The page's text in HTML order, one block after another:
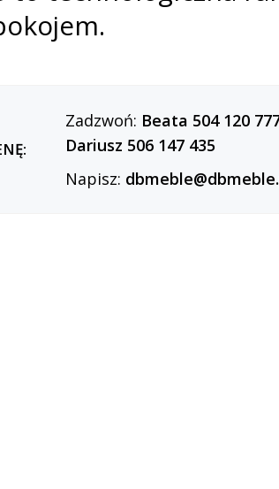
Zadzwoń: Beata 504 120
Dariusz 506 147 435
Napisz: